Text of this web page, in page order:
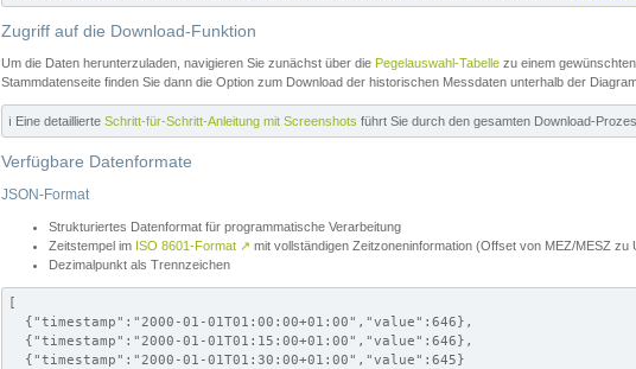
Zugriff auf die Download-Funktion
Um die Daten herunterzuladen, navigieren Sie zunächst über die Pegelauswahl-Tabelle zu einem
Stammdatenseite finden Sie dann die Option zum Download der historischen Messdaten unterhalb der
ℹ️ Eine detaillierte Schritt-für-Schritt-Anleitung mit Screenshots führt Sie durch den gesamten Download-
Verfügbare Datenformate
JSON-Format
Strukturiertes Datenformat für programmatische Verarbeitung
Zeitstempel im ISO 8601-Format ↗ mit vollständigen Zeitzoneninformation (Offset von MEZ/MESZ zu
Dezimalpunkt als Trennzeichen
[
  {"timestamp":"2000-01-01T01:00:00+01:00","value":646},
  {"timestamp":"2000-01-01T01:15:00+01:00","value":646},
  {"timestamp":"2000-01-01T01:30:00+01:00","value":645}